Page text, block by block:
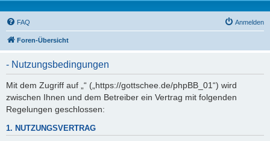
FAQ Anmelden
Foren-Übersicht
- Nutzungsbedingungen
Mit dem Zugriff auf „“ („https://gottschee.de/phpBB_01“) wird
zwischen Ihnen und dem Betreiber ein Vertrag mit folgenden
Regelungen geschlossen:
1. NUTZUNGSVERTRAG